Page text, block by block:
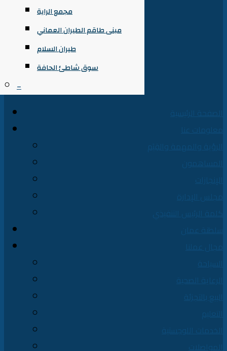
مجمع الراية
مبنى طاقم الطيران العماني
طيران السلام
سوق شاطئ الحافة
–
الصفحة الرئيسية
معلومات عنا
الرؤية والمهمة والقِيَم
المساهمون
الإنجازات
مجلس الإدارة
كلمة الرئيس التنفيذي
سلطنة عمان
مجال عملنا
السياحة
الرعاية الصحية
البيع بالتجزئة
التعليم
الخدمات اللوجستية
المواصلات